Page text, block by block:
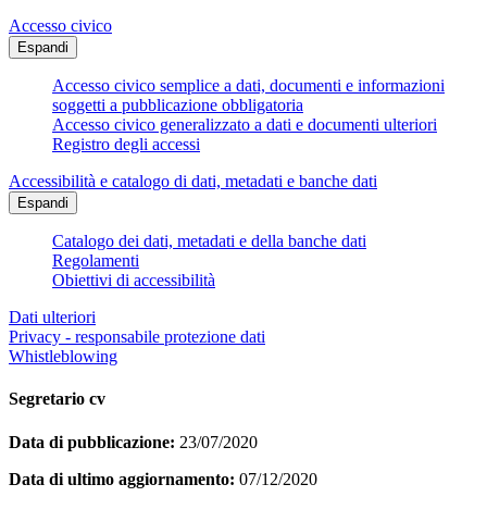
Accesso civico
Espandi
Accesso civico semplice a dati, documenti e informazioni
soggetti a pubblicazione obbligatoria
Accesso civico generalizzato a dati e documenti ulteriori
Registro degli accessi
Accessibilità e catalogo di dati, metadati e banche dati
Espandi
Catalogo dei dati, metadati e della banche dati
Regolamenti
Obiettivi di accessibilità
Dati ulteriori
Privacy - responsabile protezione dati
Whistleblowing
Segretario cv
Data di pubblicazione: 23/07/2020
Data di ultimo aggiornamento: 07/12/2020